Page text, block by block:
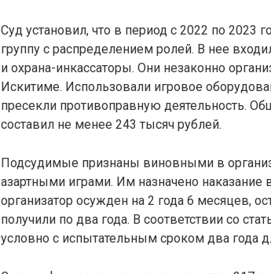
Суд установил, что в период с 2022 по 2023
группу с распределением ролей. В нее
и охрана-инкассаторы. Они незаконно
Искитиме. Использовали игровое
пресекли противоправную деятельность.
составил не менее 243 тысяч рублей.
Подсудимые признаны виновными в
азартными играми. Им назначено
организатор осужден на 2 года 6 месяцев,
получили по два года. В соответствии со
условно с испытательным сроком два года